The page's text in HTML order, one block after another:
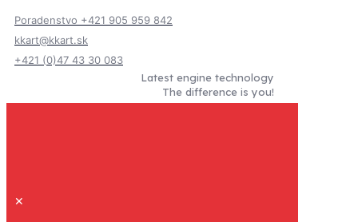
Poradenstvo +421 905 959 842
kkart@kkart.sk
+421 (0)47 43 30 083
Latest engine technology
The difference is you!
✕